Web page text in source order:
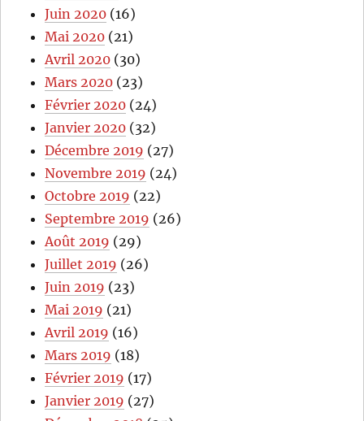
Juin 2020 (16)
Mai 2020 (21)
Avril 2020 (30)
Mars 2020 (23)
Février 2020 (24)
Janvier 2020 (32)
Décembre 2019 (27)
Novembre 2019 (24)
Octobre 2019 (22)
Septembre 2019 (26)
Août 2019 (29)
Juillet 2019 (26)
Juin 2019 (23)
Mai 2019 (21)
Avril 2019 (16)
Mars 2019 (18)
Février 2019 (17)
Janvier 2019 (27)